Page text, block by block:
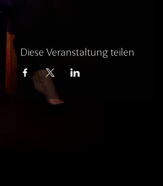
Diese Veranstaltung teilen